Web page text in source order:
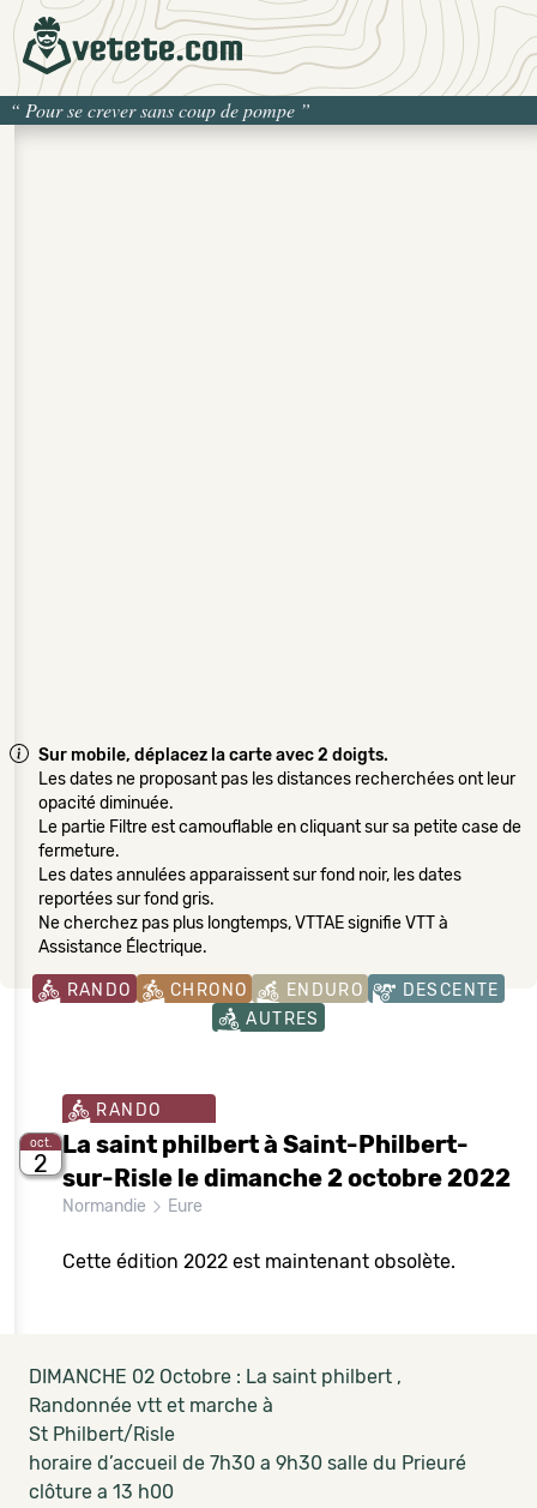
“ Pour se crever sans coup de pompe ”
Sur mobile, déplacez la carte avec 2 doigts.
Les dates ne proposant pas les distances recherchées ont leur
opacité diminuée.
Le partie Filtre est camouflable en cliquant sur sa petite case de
fermeture.
Les dates annulées apparaissent sur fond noir, les dates
reportées sur fond gris.
Ne cherchez pas plus longtemps, VTTAE signifie VTT à
Assistance Électrique.
RANDO CHRONO ENDURO
DESCENTE
AUTRES
oct.
2
RANDO
La saint philbert à Saint-Philbert-
sur-Risle le dimanche 2 octobre 2022
Normandie Eure
Cette édition 2022 est maintenant obsolète.
DIMANCHE 02 Octobre : La saint philbert ,
Randonnée vtt et marche à
St Philbert/Risle
horaire d’accueil de 7h30 a 9h30 salle du Prieuré
clôture a 13 h00